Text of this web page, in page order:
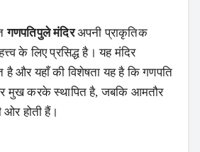
गणपतिपुले मंदिरअपनी प्राकृतिक
के लिए प्रसिद्ध है। यह मंदिर
है और यहाँ की विशेषता यह है कि गणपति
मुख करके स्थापित है, जबकि आमतौर
ओर होती हैं।